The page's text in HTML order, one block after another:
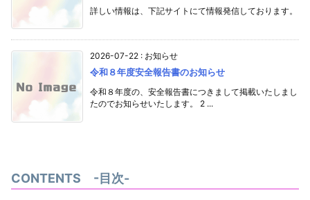
詳しい情報は、下記サイトにて情報発信しております。
2026-07-22 : お知らせ
令和８年度安全報告書のお知らせ
令和８年度の、安全報告書につきまして掲載いたしまし
たのでお知らせいたします。 2 ...
CONTENTS -目次-